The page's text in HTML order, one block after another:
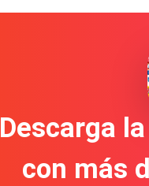
Descarga
con más